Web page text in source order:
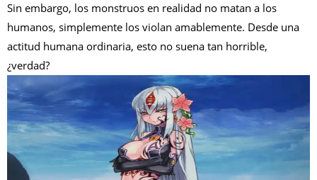
Sin embargo, los monstruos en realidad no matan a los
humanos, simplemente los violan amablemente. Desde una
actitud humana ordinaria, esto no suena tan horrible,
¿verdad?